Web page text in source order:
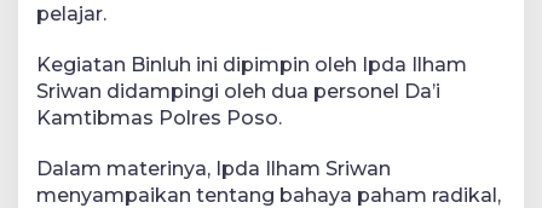
pelajar.
Kegiatan Binluh ini dipimpin oleh Ipda Ilham
Sriwan didampingi oleh dua personel Da’i
Kamtibmas Polres Poso.
Dalam materinya, Ipda Ilham Sriwan
menyampaikan tentang bahaya paham radikal,